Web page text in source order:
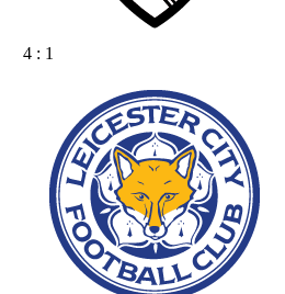
4 : 1